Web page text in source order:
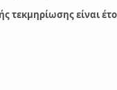
τεκμηρίωσης είναι